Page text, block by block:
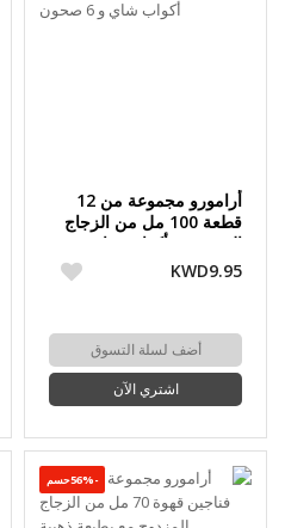
أرامورو مجموعة من 12
قطعة 100 مل من الزجاج
صحون
KWD9.95
أضف لسلة التسوق
اشتري الآن
-56%حسم